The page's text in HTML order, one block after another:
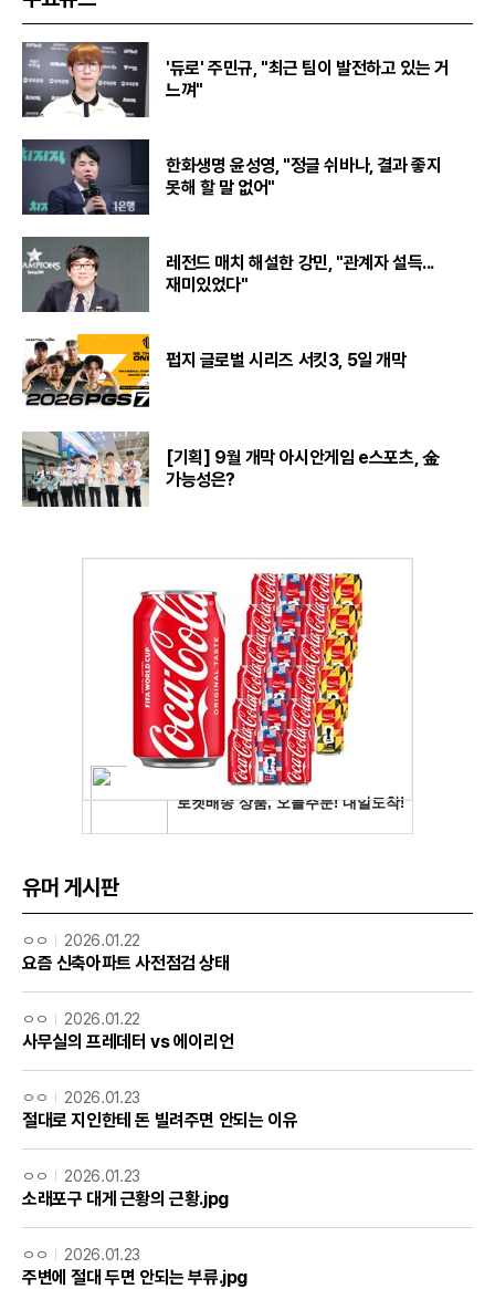
'듀로' 주민규, "최근 팀이 발전하고 있는 거
느껴"
한화생명 윤성영, "정글 쉬바나, 결과 좋지
못해 할 말 없어"
레전드 매치 해설한 강민, "관계자 설득...
재미있었다"
펍지 글로벌 시리즈 서킷3, 5일 개막
[기획] 9월 개막 아시안게임 e스포츠, 金
가능성은?
유머 게시판
ㅇㅇ 2026.01.22
요즘 신축아파트 사전점검 상태
ㅇㅇ 2026.01.22
사무실의 프레데터 vs 에이리언
ㅇㅇ 2026.01.23
절대로 지인한테 돈 빌려주면 안되는 이유
ㅇㅇ 2026.01.23
소래포구 대게 근황의 근황.jpg
ㅇㅇ 2026.01.23
주변에 절대 두면 안되는 부류.jpg